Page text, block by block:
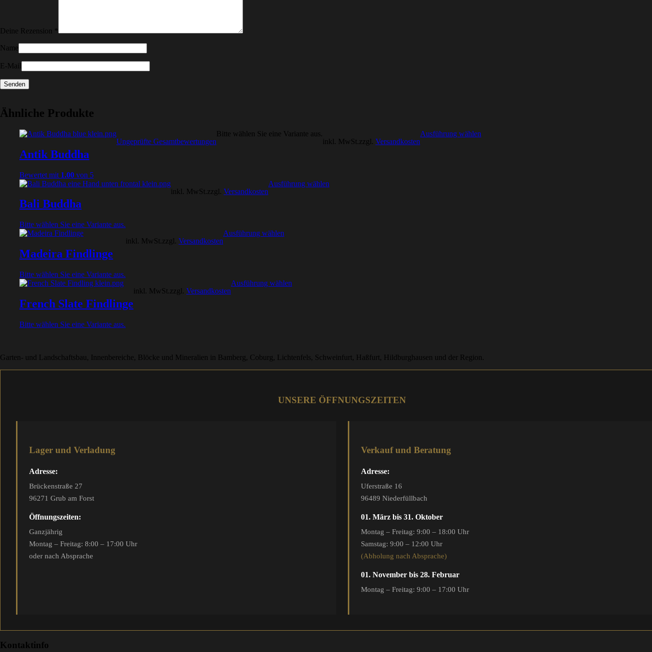
Deine Rezension
Name
E-Mail
Ähnliche Produkte
Antik Buddha
Bewertet mit 1.00 von 5
Ungeprüfte Gesamtbewertungen
Bitte wählen Sie eine Variante aus.
inkl. MwSt. zzgl. Versandkosten
Ausführung wählen
Bali Buddha
Bitte wählen Sie eine Variante aus.
inkl. MwSt. zzgl. Versandkosten
Ausführung wählen
Madeira Findlinge
Bitte wählen Sie eine Variante aus.
inkl. MwSt. zzgl. Versandkosten
Ausführung wählen
French Slate Findlinge
Bitte wählen Sie eine Variante aus.
inkl. MwSt. zzgl. Versandkosten
Ausführung wählen
Garten- und Landschaftsbau, Innenbereiche, Blöcke und Mineralien in Bamberg, Coburg, Lichtenfels, Schweinfurt, Haßfurt, Hildburghausen und der Region.
UNSERE ÖFFNUNGSZEITEN
Lager und Verladung
Adresse:
Brückenstraße 27
96271 Grub am Forst
Öffnungszeiten:
Ganzjährig
Montag – Freitag: 8:00 – 17:00 Uhr
oder nach Absprache
Verkauf und Beratung
Adresse:
Uferstraße 16
96489 Niederfüllbach
01. März bis 31. Oktober
Montag – Freitag: 9:00 – 18:00 Uhr
Samstag: 9:00 – 12:00 Uhr
(Abholung nach Absprache)
01. November bis 28. Februar
Montag – Freitag: 9:00 – 17:00 Uhr
Kontaktinfo